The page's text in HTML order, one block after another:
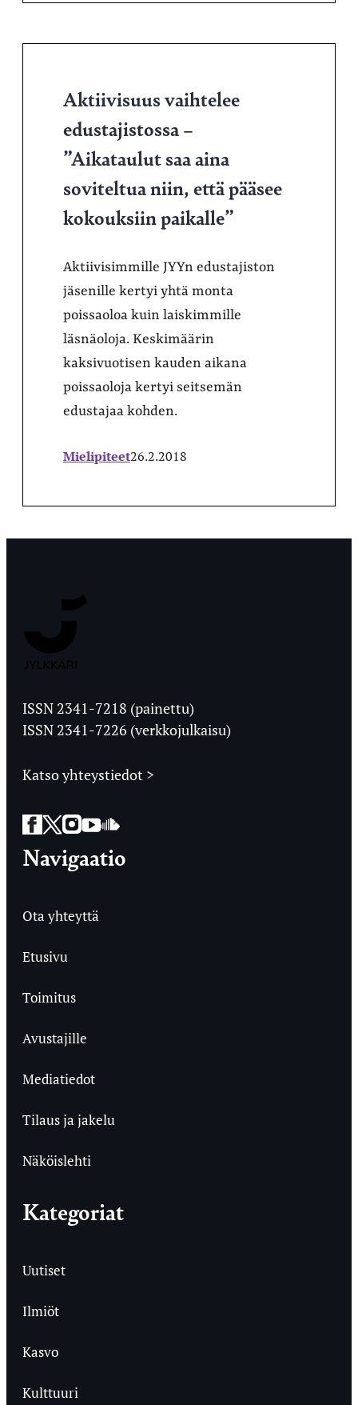
Aktiivisuus vaihtelee
edustajistossa –
”Aikataulut saa aina
soviteltua niin, että pääsee
kokouksiin paikalle”
Aktiivisimmille JYYn edustajiston
jäsenille kertyi yhtä monta
poissaoloa kuin laiskimmille
läsnäoloja. Keskimäärin
kaksivuotisen kauden aikana
poissaoloja kertyi seitsemän
edustajaa kohden.
Mielipiteet26.2.2018
Ylioppilaslehti
ISSN 2341-7218 (painettu)
ISSN 2341-7226 (verkkojulkaisu)
Katso yhteystiedot >
Facebook
Twitter
Instagram
YouTube
SoundCloud
Navigaatio
Ota yhteyttä
Etusivu
Toimitus
Avustajille
Mediatiedot
Tilaus ja jakelu
Näköislehti
Kategoriat
Uutiset
Ilmiöt
Kasvo
Kulttuuri